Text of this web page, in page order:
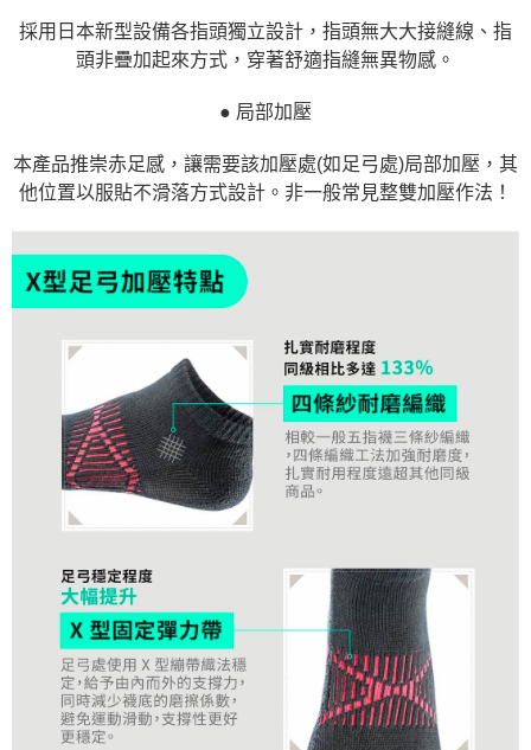
採用日本新型設備各指頭獨立設計，指頭無大大接縫線、指
頭非疊加起來方式，穿著舒適指縫無異物感。
● 局部加壓
本產品推崇赤足感，讓需要該加壓處(如足弓處)局部加壓，其
他位置以服貼不滑落方式設計。非一般常見整雙加壓作法！